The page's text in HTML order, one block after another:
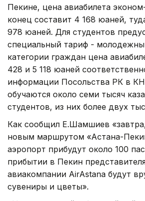
Пекине, цена авиабилета
конец составит 4 168 юаней,
978 юаней. Для студентов
специальный тариф -
категории граждан цена
428 и 5 118 юаней
информации Посольства РК в
обучаются около семи тысяч
студентов, из них более двух
Как сообщил Е.Шамшиев «завтра,
новым маршрутом «Астана-
аэропорт прибудут около 100
прибытии в Пекин
авиакомпании AirAstana будут
сувениры и цветы».